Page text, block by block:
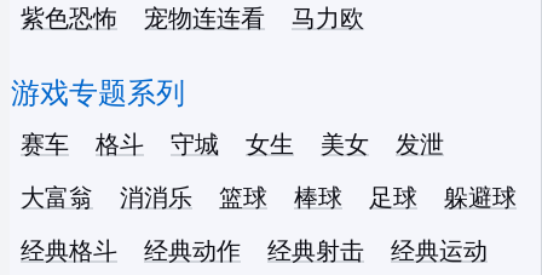
紫色恐怖
宠物连连看 马力欧
游戏专题系列
赛车 格斗 守城 女生 美女
发泄
大富翁
消消乐 篮球 棒球 足球
躲避球
经典格斗
经典动作 经典射击
经典运动